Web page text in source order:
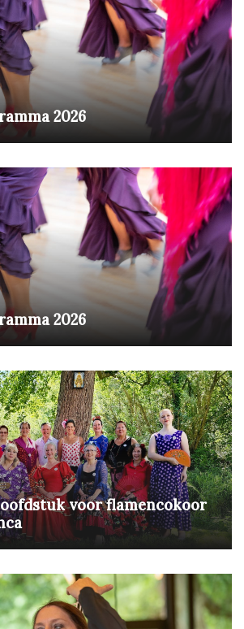
2026
2026
voor flamencokoor